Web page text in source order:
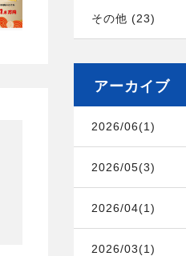
その他 (23)
アーカイブ
2026/06(1)
2026/05(3)
2026/04(1)
2026/03(1)